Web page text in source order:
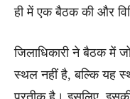
ही में एक बैठक की और
जिलाधिकारी ने बैठक में
स्थल नहीं है, बल्कि यह